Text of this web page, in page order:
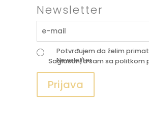
Newsletter
Potvrđujem da želim
Newsletter
Saglasan/a sam sa politkom
Prijava